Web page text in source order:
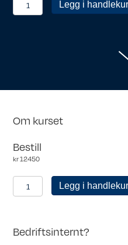
medlem
Legg i
Om kurset
Bestill
kr12450
medlem
Legg i
Bedriftsinternt?